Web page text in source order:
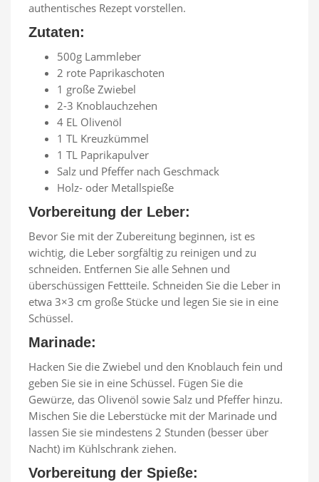
authentisches Rezept vorstellen.
Zutaten:
500g Lammleber
2 rote Paprikaschoten
1 große Zwiebel
2-3 Knoblauchzehen
4 EL Olivenöl
1 TL Kreuzkümmel
1 TL Paprikapulver
Salz und Pfeffer nach Geschmack
Holz- oder Metallspieße
Vorbereitung der Leber:
Bevor Sie mit der Zubereitung beginnen, ist es
wichtig, die Leber sorgfältig zu reinigen und zu
schneiden. Entfernen Sie alle Sehnen und
überschüssigen Fettteile. Schneiden Sie die Leber in
etwa 3×3 cm große Stücke und legen Sie sie in eine
Schüssel.
Marinade:
Hacken Sie die Zwiebel und den Knoblauch fein und
geben Sie sie in eine Schüssel. Fügen Sie die
Gewürze, das Olivenöl sowie Salz und Pfeffer hinzu.
Mischen Sie die Leberstücke mit der Marinade und
lassen Sie sie mindestens 2 Stunden (besser über
Nacht) im Kühlschrank ziehen.
Vorbereitung der Spieße: